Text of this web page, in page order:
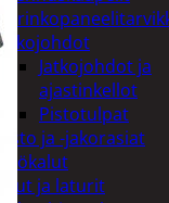
Jatkojohdot ja
ajastinkellot
Pistotulpat
Pisto ja -jakorasiat
Akut ja laturit